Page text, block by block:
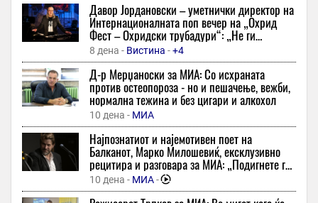
Арсенал го потврди доаѓањето на Гимараеш
31 минута -Независен-+1
Google ја проширува улогата на вештачката интелигенција во
огласувањето при пребарување
31 минута -Иновативност
„МакеДокс“ ќе ја претстави програмата за своето 17. издание
Радио МОФ
Руски ракетни напади на Киев тројца убиени меѓу нив и дете
31 минута - Телма
Нов инцидент во Германија, дронови прелетаа над воена база
31 минута -Макфакс
Давор Јордановски – уметнички директор на
Интернационалната поп вечер на „Охрид
Фест – Охридски трубадури“: „Не ги
копираме светските трендови – сакаме ние
да бидеме инспирација“
8 дена - Вистина -+4
Д-р Мерџаноски за МИА: Со исхраната
против остеопороза - но и пешачење, вежби,
нормална тежина и без цигари и алкохол
10 дена - МИА
Најпознатиот и најемотивен поет на
Балканот, Марко Милошевиќ, ексклузивно
рецитира и разговара за МИА: „Подигнете го
ракавот - ако сте се наежиле од стиховите,
добро е!“
10 дена - МИА-